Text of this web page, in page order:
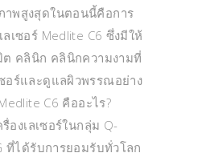
พสูงสุดในตอนนี้คือการ
เซอร์ Medlite C6 ซึ่งมีให้
ต คลินิก คลินิกความงามที่
อร์และดูแลผิวพรรณอย่าง
C6 คืออะไร?
องเลเซอร์ในกลุ่ม Q-
ที่ได้รับการยอมรับทั่วโลก